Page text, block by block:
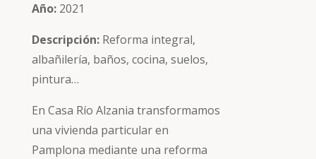
Año:2021
Descripción:Reforma integral,
albañilería, baños, cocina, suelos,
pintura…
En Casa Río Alzania transformamos
una vivienda particular en
Pamplona mediante una reforma